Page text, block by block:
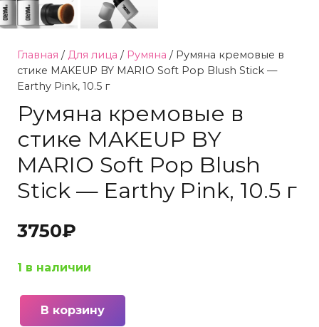
Главная / Для лица / Румяна / Румяна кремовые в
стике MAKEUP BY MARIO Soft Pop Blush Stick —
Earthy Pink, 10.5 г
Румяна кремовые в
стике MAKEUP BY
MARIO Soft Pop Blush
Stick — Earthy Pink, 10.5 г
3750₽
1 в наличии
Количество
В корзину